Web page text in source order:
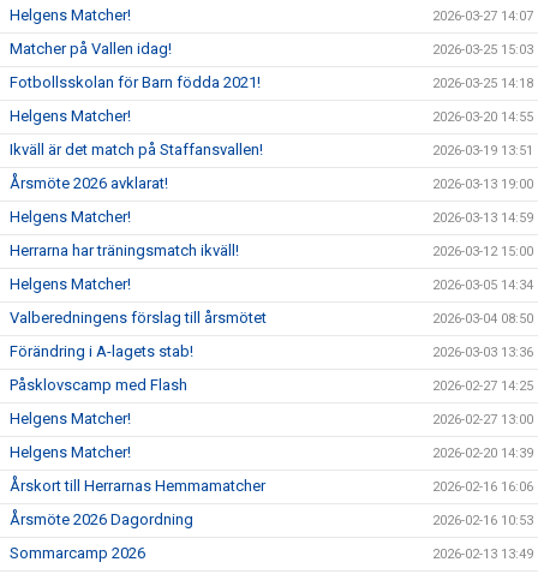
Helgens Matcher! 2026-03-27 14:07
Matcher på Vallen idag! 2026-03-25 15:03
Fotbollsskolan för Barn födda 2021! 2026-03-25 14:18
Helgens Matcher! 2026-03-20 14:55
Ikväll är det match på Staffansvallen! 2026-03-19 13:51
Årsmöte 2026 avklarat! 2026-03-13 19:00
Helgens Matcher! 2026-03-13 14:59
Herrarna har träningsmatch ikväll! 2026-03-12 15:00
Helgens Matcher! 2026-03-05 14:34
Valberedningens förslag till årsmötet 2026-03-04 08:50
Förändring i A-lagets stab! 2026-03-03 13:36
Påsklovscamp med Flash 2026-02-27 14:25
Helgens Matcher! 2026-02-27 13:00
Helgens Matcher! 2026-02-20 14:39
Årskort till Herrarnas Hemmamatcher 2026-02-16 16:06
Årsmöte 2026 Dagordning 2026-02-16 10:53
Sommarcamp 2026 2026-02-13 13:49